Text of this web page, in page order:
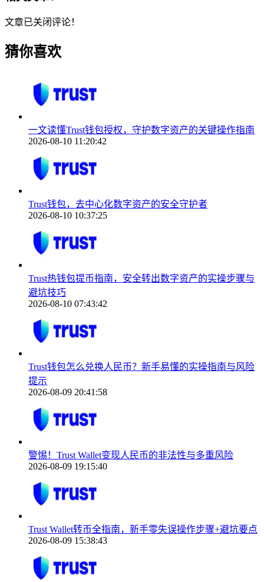
文章已关闭评论！
猜你喜欢
一文读懂Trust钱包授权，守护数字资产的关键操作指南
2026-08-10 11:20:42
Trust钱包，去中心化数字资产的安全守护者
2026-08-10 10:37:25
Trust热钱包提币指南，安全转出数字资产的实操步骤与
避坑技巧
2026-08-10 07:43:42
Trust钱包怎么兑换人民币？新手易懂的实操指南与风险
提示
2026-08-09 20:41:58
警惕！Trust Wallet变现人民币的非法性与多重风险
2026-08-09 19:15:40
Trust Wallet转币全指南，新手零失误操作步骤+避坑要点
2026-08-09 15:38:43